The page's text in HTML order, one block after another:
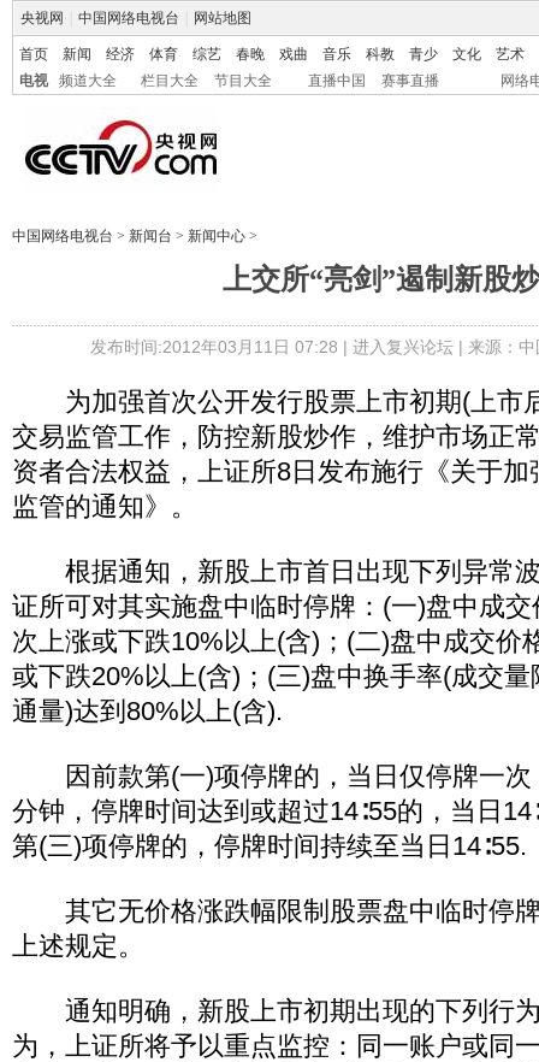
央视网 中国网络电视台 网站地图
首页 新闻 经济 体育 综艺 春晚 戏曲 音乐 科教 青少 文化
艺术
电视
频道大全 栏目大全 节目大全 直播中国 赛事直播 网络
中国网络电视台 > 新闻台 > 新闻中心 >
上交所“亮剑”遏制新股
发布时间:2012年03月11日 07:28 | 进入复兴论坛| 来源：
为加强首次公开发行股票上市初期(上市
交易监管工作，防控新股炒作，维护市场正
资者合法权益，上证所8日发布施行《关于
监管的通知》。
根据通知，新股上市首日出现下列异常
证所可对其实施盘中临时停牌：(一)盘中成
次上涨或下跌10%以上(含)；(二)盘中成交价
或下跌20%以上(含)；(三)盘中换手率(成交
通量)达到80%以上(含).
因前款第(一)项停牌的，当日仅停牌一次
分钟，停牌时间达到或超过14∶55的，当日
第(三)项停牌的，停牌时间持续至当日14∶55.
其它无价格涨跌幅限制股票盘中临时停
上述规定。
通知明确，新股上市初期出现的下列行
为，上证所将予以重点监控：同一账户或同